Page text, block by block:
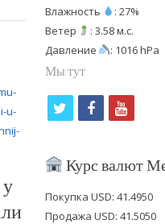
Влажность
: 27%
Ветер
: 3.58 м.с.
Давление
: 1016 hPa
Мы тут
i
t
f
c
b
y
u
u
Курс валют
Покупка USD: 41.4950
Продажа USD: 41.5050